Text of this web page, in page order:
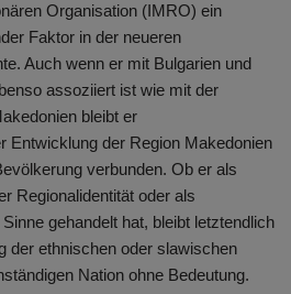
Organisation (IMRO) ein
Faktor in der neueren
Auch wenn er mit Bulgarien und
assoziiert ist wie mit der
bleibt er
Entwicklung der Region Makedonien
verbunden. Ob er als
Regionalidentität oder als
gehandelt hat, bleibt letztendlich
der ethnischen oder slawischen
Nation ohne Bedeutung.